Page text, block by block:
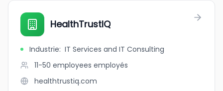
HealthTrustIQ
Industrie: IT Services and IT Consulting
11-50 employees employés
healthtrustiq.com